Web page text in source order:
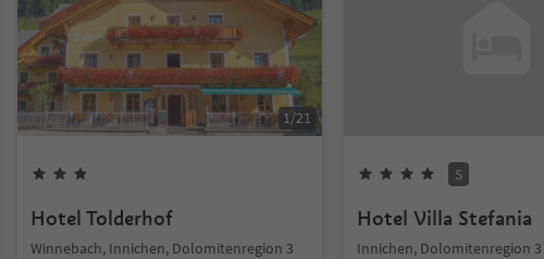
1 /21
Hotel Tolderhof
Winnebach, Innichen, Dolomitenregion 3
S
Hotel Villa Stefania
Innichen, Dolomitenregion